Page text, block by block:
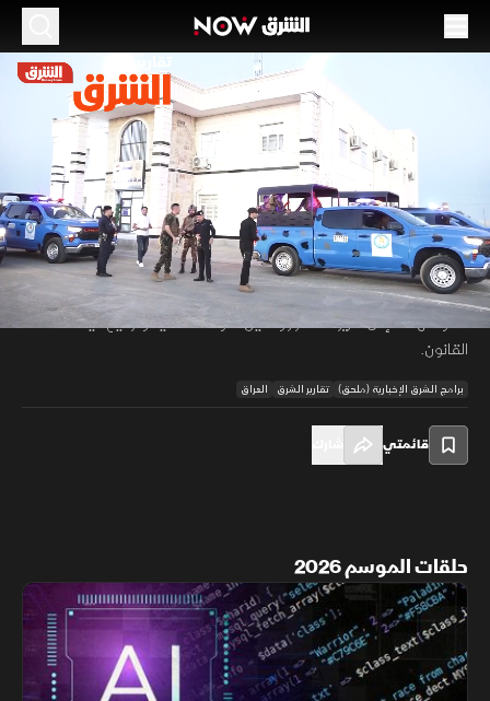
00:11
العراق يوسع حملة حصر السلاح بيد الدولة
02:25 أخبار
تقارير الشرق
تكثف الأجهزة الأمنية العراقية حملاتها الميدانية في محافظة الأنبار لتسجيل
الأسلحة وتنظيم حيازتها ضمن مشروع وطني لحصر السلاح بيد الدولة. وتؤكد
السلطات أن ملايين قطع السلاح سُجلت بالفعل عبر منظومة إلكترونية، في
خطوة تهدف إلى تعزيز الاستقرار وتقليل الحوادث الأمنية وترسيخ سيادة
القانون.
برامج الشرق الإخبارية (ملحق) تقارير الشرق العراق
قائمتي
حلقات الموسم 2026